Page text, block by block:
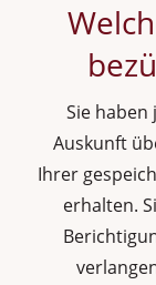
Sie haben
Auskunft
Ihrer
erhalten.